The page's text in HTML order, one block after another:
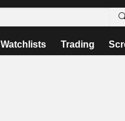
Watchlists Trading